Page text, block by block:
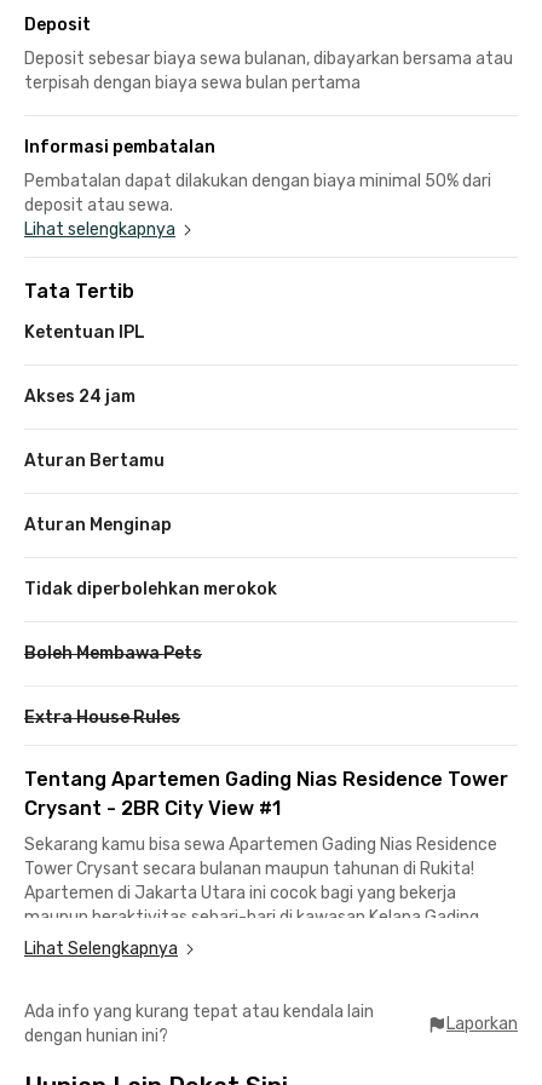
Deposit
Deposit sebesar biaya sewa bulanan, dibayarkan bersama atau
terpisah dengan biaya sewa bulan pertama
Informasi pembatalan
Pembatalan dapat dilakukan dengan biaya minimal 50% dari
deposit atau sewa.
Lihat selengkapnya
Tata Tertib
Ketentuan IPL
Akses 24 jam
Aturan Bertamu
Aturan Menginap
Tidak diperbolehkan merokok
Boleh Membawa Pets
Extra House Rules
Tentang Apartemen Gading Nias Residence Tower
Crysant - 2BR City View #1
Sekarang kamu bisa sewa Apartemen Gading Nias Residence
Tower Crysant secara bulanan maupun tahunan di Rukita!
Apartemen di Jakarta Utara ini cocok bagi yang bekerja
maupun beraktivitas sehari-hari di kawasan Kelapa Gading.
Untuk menuju Summarecon Mall Kelapa Gading, kamu hanya
Sementara untuk menuju ke Menara Satu Sentra Kelapa
Gading, kamu cukup menempuh kurang dari 10 menit
Lihat Selengkapnya
Ada info yang kurang tepat atau kendala lain
dengan hunian ini?
Laporkan